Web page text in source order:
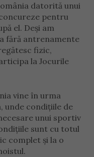
datorită unui
pentru
el. Deși am
fără antrenamente
fizic,
la Jocurile
vine în urma
unde condițiile de
unui sportiv
sunt cu totul
complet și la o